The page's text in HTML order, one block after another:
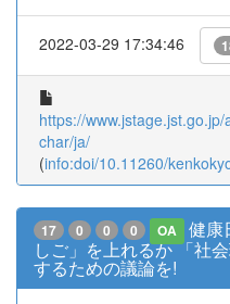
2022-03-29 17:34:46
https://
char/ja/
(info:doi/10.11260/
17 0 0 0 OA
健康
しご」を上れるか 「社
するための議論を!